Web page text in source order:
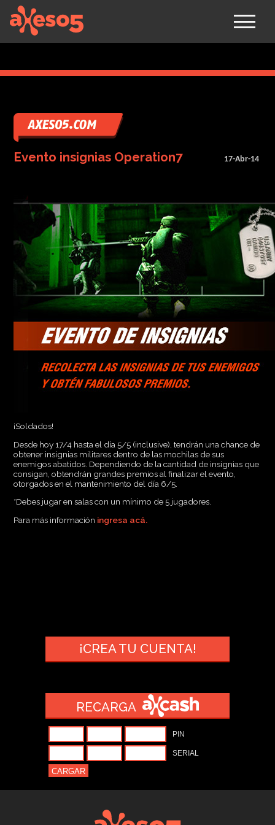
axeso5
Evento insignias Operation7 17-Abr-14
¡Soldados!
Desde hoy 17/4 hasta el día 5/5 (inclusive), tendrán una chance de
obtener insignias militares dentro de las mochilas de sus
enemigos abatidos. Dependiendo de la cantidad de insignias que
consigan, obtendrán grandes premios al finalizar el evento,
otorgados en el mantenimiento del día 6/5.
*Debes jugar en salas con un mínimo de 5 jugadores.
Para más información ingresa acá.
¡CREA TU CUENTA!
RECARGA